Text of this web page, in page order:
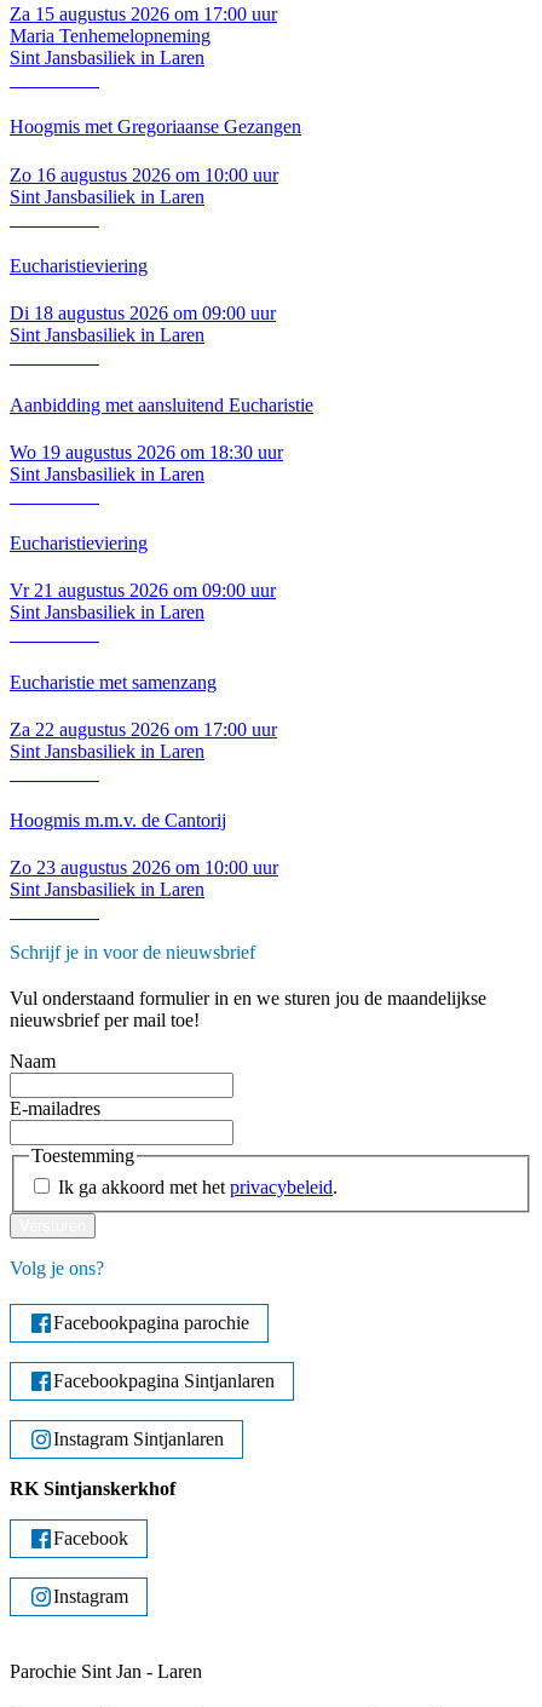
Za 15 augustus 2026 om 17:00 uur
Maria Tenhemelopneming
Sint Jansbasiliek in Laren
Hoogmis met Gregoriaanse Gezangen
Zo 16 augustus 2026 om 10:00 uur
Sint Jansbasiliek in Laren
Eucharistieviering
Di 18 augustus 2026 om 09:00 uur
Sint Jansbasiliek in Laren
Aanbidding met aansluitend Eucharistie
Wo 19 augustus 2026 om 18:30 uur
Sint Jansbasiliek in Laren
Eucharistieviering
Vr 21 augustus 2026 om 09:00 uur
Sint Jansbasiliek in Laren
Eucharistie met samenzang
Za 22 augustus 2026 om 17:00 uur
Sint Jansbasiliek in Laren
Hoogmis m.m.v. de Cantorij
Zo 23 augustus 2026 om 10:00 uur
Sint Jansbasiliek in Laren
Schrijf je in voor de nieuwsbrief
Vul onderstaand formulier in en we sturen jou de maandelijkse
nieuwsbrief per mail toe!
Naam
E-mailadres
Toestemming
Ik ga akkoord met het privacybeleid.
Volg je ons?
Facebookpagina parochie
Facebookpagina Sintjanlaren
Instagram Sintjanlaren
RK Sintjanskerkhof
Facebook
Instagram
Parochie Sint Jan - Laren